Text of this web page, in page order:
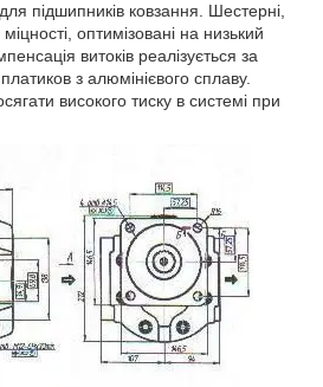
підшипників ковзання. Шестерні,
міцності, оптимізовані на низький
витоків реалізується за
з алюмінієвого сплаву.
високого тиску в системі при